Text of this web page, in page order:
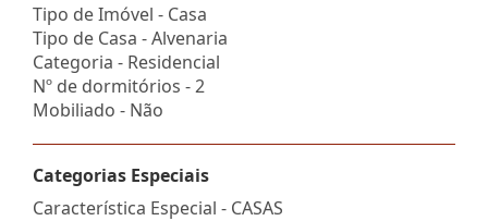
Tipo de Imóvel - Casa
Tipo de Casa - Alvenaria
Categoria - Residencial
Nº de dormitórios - 2
Mobiliado - Não
Categorias Especiais
Característica Especial - CASAS